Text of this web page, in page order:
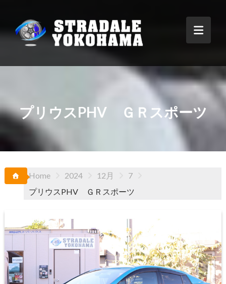
content
プリウスPHV ＧＲスポーツ
Home 2024 12月
7
プリウスPHV ＧＲスポーツ